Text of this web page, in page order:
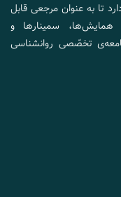
تا به عنوان مرجعی قابل
همایش‌ها، سمینارها و
تخصّصی روانشناسی